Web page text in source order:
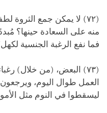
(٧٢) لا يمكن جمع الثروة
منه على السعادة حينها؟
فما نفع الرغبة الجنسية
(٧٣) البعض، (من خلال)
العمل طوال اليوم، ويرجعون
ليسقطوا في النوم مثل